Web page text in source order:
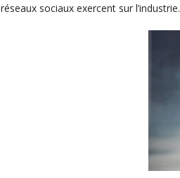
réseaux sociaux exercent sur l’industrie.